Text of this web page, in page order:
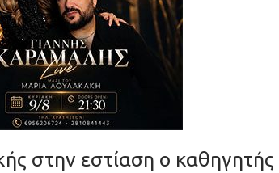
στην εστίαση ο καθηγητής